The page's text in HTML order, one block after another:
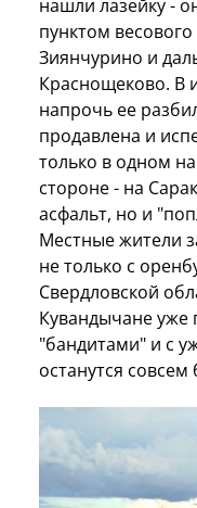
нашли лазейку -
пунктом
Зиянчурино и
Краснощеково. В
напрочь ее
продавлена и
только в одном
стороне - на
асфальт, но и
Местные жители
не только с
Свердловской
Кувандычане уже
"бандитами" и с
останутся совсем